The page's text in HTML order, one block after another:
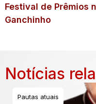
Festival de Prêmios
Ganchinho
Notícias
Pautas atuais